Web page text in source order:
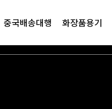
중국배송대행 화장품용기